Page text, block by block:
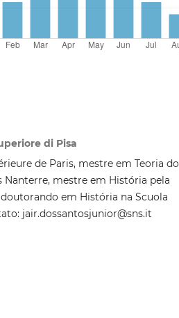
di Pisa
de Paris, mestre em Teoria do
Nanterre, mestre em História pela
em História na Scuola
jair.dossantosjunior@sns.it